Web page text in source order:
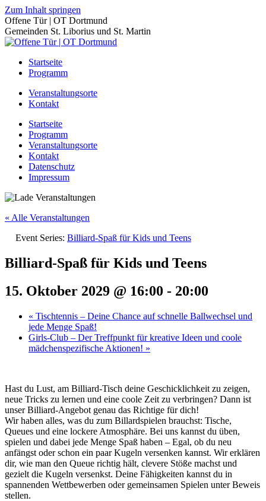
Zum Inhalt springen
Offene Tür | OT Dortmund
Gemeinden St. Liborius und St. Martin
Startseite
Programm
Veranstaltungsorte
Kontakt
Startseite
Programm
Veranstaltungsorte
Kontakt
Datenschutz
Impressum
« Alle Veranstaltungen
Event Series: Billiard-Spaß für Kids und Teens
Billiard-Spaß für Kids und Teens
15. Oktober 2029 @ 16:00 - 20:00
« Tischtennis – Deine Chance auf schnelle Ballwechsel und
jede Menge Spaß!
Girls-Club – Der Treffpunkt für kreative Ideen und coole
mädchenspezifische Aktionen! »
Hast du Lust, am Billiard-Tisch deine Geschicklichkeit zu zeigen,
neue Tricks zu lernen und eine coole Zeit zu verbringen? Dann ist
unser Billiard-Angebot genau das Richtige für dich!
Wir haben alles, was du zum Billardspielen brauchst: Tische,
Queues und eine lockere Atmosphäre. Bei uns kannst du üben,
spielen und dabei jede Menge Spaß haben – Egal, ob du neu
anfängst oder schon ein paar Kugeln versenken kannst. Wir erklären
dir, wie man den Queue richtig hält, clevere Stöße machst und
gezielt die Kugeln versenkst. Deine Fähigkeiten kannst du in
spannenden Wettbewerben oder gemeinsamen Spielen unter Beweis
stellen.